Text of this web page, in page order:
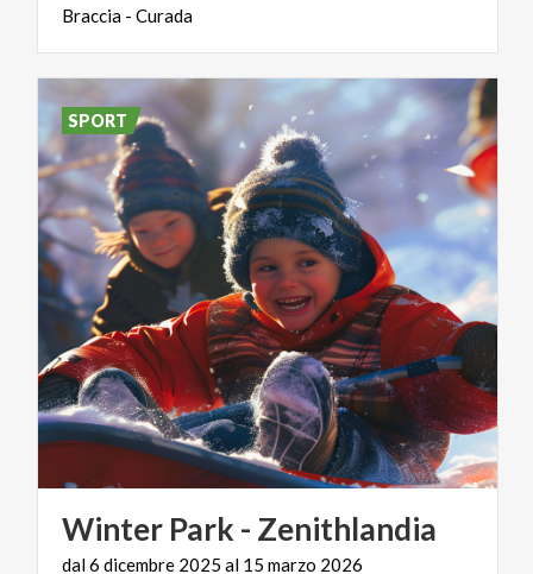
Braccia - Curada
Winter Park - Zenithlandia
dal6 dicembre 2025 al 15 marzo 2026
SPORT